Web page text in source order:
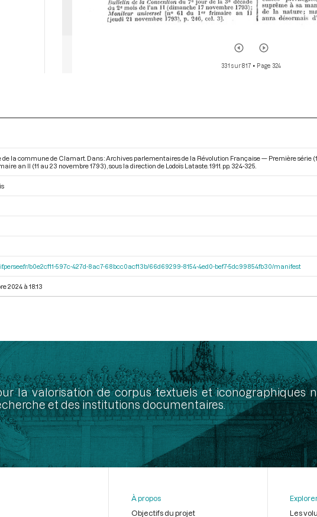
331 sur 817 • Page 324
de la commune de Clamart. Dans : Archives parlementaires de la Révolution Française — Première série
an II (11 au 23 novembre 1793) , sous la direction de Lodoïs Lataste. 1911. pp. 324-325.
b0e2cf11-597c-427d-8ac7-68bcc0acf13b/66d69299-8154-4ed0-bef7-5dc99854fb30/manifest
2024 à 18:13
la valorisation de corpus textuels et iconographiques
et des institutions documentaires.
À propos
Objectifs du projet
Les